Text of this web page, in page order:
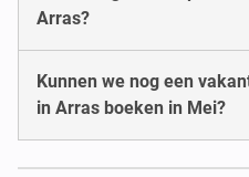
Arras?
Kunnen we nog een
in Arras boeken in Mei?